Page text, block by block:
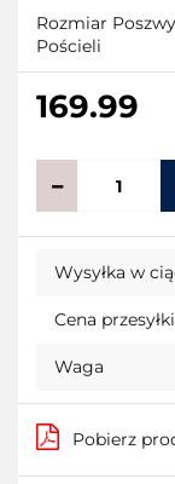
Rozmiar
Pościeli
169.99
Wysyłka w
Cena przesyłki
Waga
Pobierz